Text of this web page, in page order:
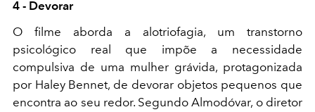
4 - Devorar
O filme aborda a alotriofagia, um transtorno
psicológico real que impõe a necessidade
compulsiva de uma mulher grávida, protagonizada
por Haley Bennet, de devorar objetos pequenos que
encontra ao seu redor. Segundo Almodóvar, o diretor